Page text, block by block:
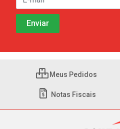
Meus Pedidos
Notas Fiscais